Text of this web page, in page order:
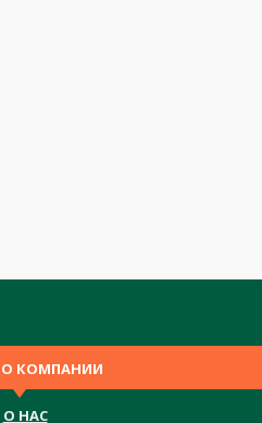
О КОМПАНИИ
О НАС